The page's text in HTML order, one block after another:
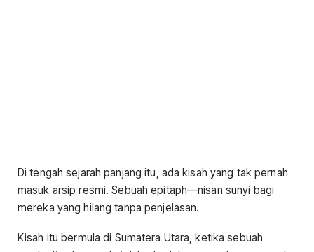
Di tengah sejarah panjang itu, ada kisah yang tak pernah
masuk arsip resmi. Sebuah epitaph—nisan sunyi bagi
mereka yang hilang tanpa penjelasan.
Kisah itu bermula di Sumatera Utara, ketika sebuah